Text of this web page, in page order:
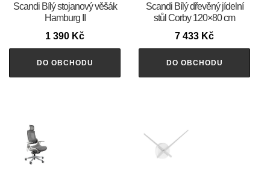
Scandi Bílý stojanový věšák
Hamburg II
1 390 Kč
DO OBCHODU
Scandi Bílý dřevěný jídelní
stůl Corby 120×80 cm
7 433 Kč
DO OBCHODU